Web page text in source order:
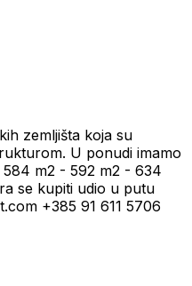
zemljišta koja su
U ponudi imamo
m2 - 592 m2 - 634
se kupiti udio u putu
+385 91 611 5706